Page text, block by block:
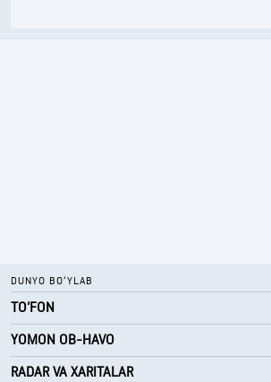
DUNYO BOʻYLAB
TO‘FON
YOMON OB-HAVO
RADAR VA XARITALAR